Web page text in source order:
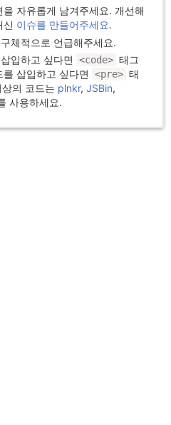
자유롭게 남겨주세요. 개선해
신 이슈를 만들어주세요.
체적으로 언급해주세요.
입하고 싶다면
<code> 태그
삽입하고 싶다면
<pre> 태
의 코드는 plnkr, JSBin,
사용하세요.